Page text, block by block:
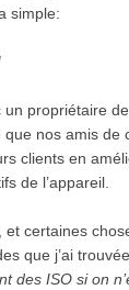
simple:
un propriétaire
nos amis de
clients en
de l’appareil.
certaines
que j’ai
des ISO si on